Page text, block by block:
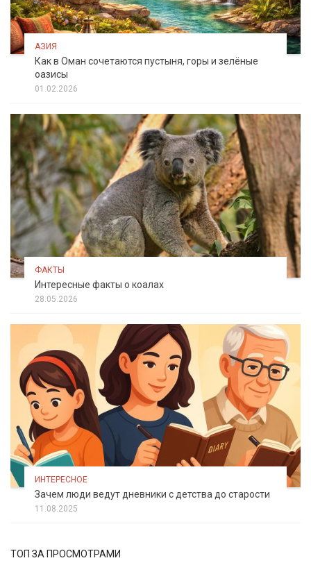
АЗИЯ
Как в Оман сочетаются пустыня, горы и зелёные
оазисы
01.02.2026
ФАКТЫ
Интересные факты о коалах
28.05.2026
ИНТЕРЕСНОЕ
Зачем люди ведут дневники с детства до старости
11.08.2025
ТОП ЗА ПРОСМОТРАМИ